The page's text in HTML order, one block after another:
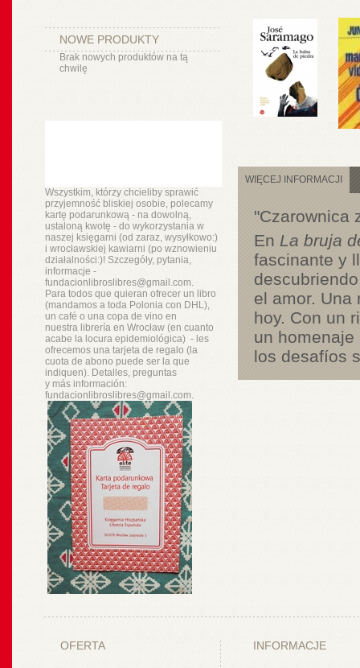
NOWE PRODUKTY
Brak nowych produktów na tą
chwilę
Wszystkim, którzy chcieliby sprawić
przyjemność bliskiej osobie, polecamy
kartę podarunkową - na dowolną,
ustaloną kwotę - do wykorzystania w
naszej księgarni (od zaraz, wysyłkowo:)
i wrocławskiej kawiarni (po wznowieniu
działalności:)! Szczegóły, pytania,
informacje -
fundacionlibroslibres@gmail.com.
Para todos que quieran ofrecer un libro
(mandamos a toda Polonia con DHL),
un café o una copa de vino en
nuestra libreríaen Wrocław (en cuanto
acabe la locura epidemiológica) - les
ofrecemos una tarjeta de regalo (la
cuota de abono puede ser la que
indiquen). Detalles, preguntas
y másinformación:
fundacionlibroslibres@gmail.com.
WIĘCEJ INFORMACJI
"Czarownica
En La bruja
fascinante y
el amor. Una
hoy. Con un
un
los desafíos
OFERTA INFORMACJE